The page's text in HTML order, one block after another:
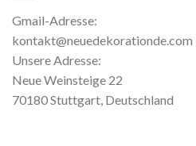
Gmail-Adresse:
kontakt@neuedekorationde.com
Unsere Adresse:
Neue Weinsteige 22
70180 Stuttgart, Deutschland